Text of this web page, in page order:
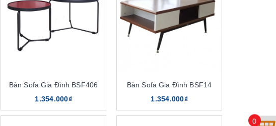
Bàn Sofa Gia Đình BSF406
1.354.000₫
Bàn Sofa Gia Đình BSF14
1.354.000₫
0